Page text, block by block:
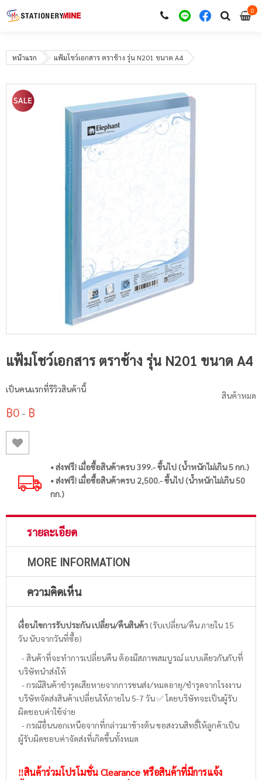
00
หน้าแรก แฟ้มโชว์เอกสาร ตราช้าง รุ่น N201 ขนาด A4
แฟ้มโชว์เอกสาร ตราช้าง รุ่น N201 ขนาด A4
สินค้าหมด
เป็นคนแรกที่รีวิวสินค้านี้
฿0 - ฿
• ส่งฟรี! เมื่อซื้อสินค้าครบ 399.- ขึ้นไป (น้ำหนักไม่เกิน 5 กก.)
• ส่งฟรี! เมื่อซื้อสินค้าครบ 2,500.- ขึ้นไป (น้ำหนักไม่เกิน 50
กก.)
รายละเอียด
MORE INFORMATION
ความคิดเห็น
เงื่อนไขการรับประกัน เปลี่ยน/คืนสินค้า(รับเปลี่ยน/คืน ภายใน 15
วัน นับจากวันที่ซื้อ)
- สินค้าที่จะทำการเปลี่ยนคืน ต้องมีสภาพสมบูรณ์ แบบเดียวกันกับที่
บริษัทนำส่งให้
- กรณีสินค้าชำรุดเสียหายจากการขนส่ง/หมดอายุ/ชำรุดจากโรงงาน
บริษัทจัดส่งสินค้าเปลี่ยนให้ภายใน 5-7 วัน ✅ โดยบริษัทจะเป็นผู้รับ
ผิดชอบค่าใช้จ่าย
- กรณีอื่นนอกเหนือจากที่กล่าวมาข้างต้น ขอสงวนสิทธิ์ให้ลูกค้าเป็น
ผู้รับผิดชอบค่าจัดส่งที่เกิดขึ้นทั้งหมด
‼️สินค้าร่วมโปรโมชั่น Clearance หรือสินค้าที่มีการแจ้ง